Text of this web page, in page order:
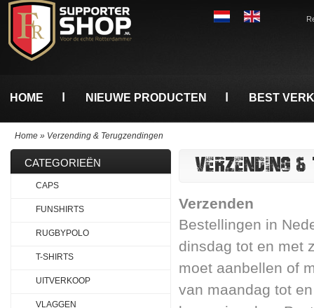
HOME NIEUWE PRODUCTEN BEST
Home » Verzending & Terugzendingen
VERZENDING &
Verzenden
Bestellingen in
dinsdag tot en met
moet aanbellen of
van maandag tot
CATEGORIEËN
CAPS
FUNSHIRTS
RUGBYPOLO
T-SHIRTS
UITVERKOOP
VLAGGEN